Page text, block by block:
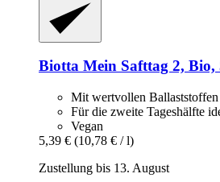
Biotta Mein Safttag 2, Bio,
Mit wertvollen Ballaststoffen
Für die zweite Tageshälfte
Vegan
5,39 € (10,78 € / l)
Zustellung bis 13. August